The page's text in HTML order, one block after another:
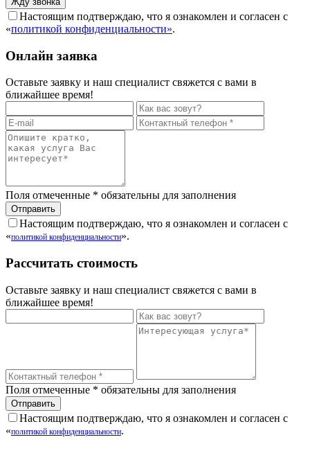
Настоящим подтверждаю, что я ознакомлен и согласен с
«политикой конфиденциальности».
Онлайн заявка
Оставьте заявку и наш специалист свяжется с вами в
ближайшее время!
Поля отмеченные * обязательны для заполнения
Настоящим подтверждаю, что я ознакомлен и согласен с
«политикой конфиденциальности».
Рассчитать стоимость
Оставьте заявку и наш специалист свяжется с вами в
ближайшее время!
Поля отмеченные * обязательны для заполнения
Настоящим подтверждаю, что я ознакомлен и согласен с
«политикой конфиденциальности.